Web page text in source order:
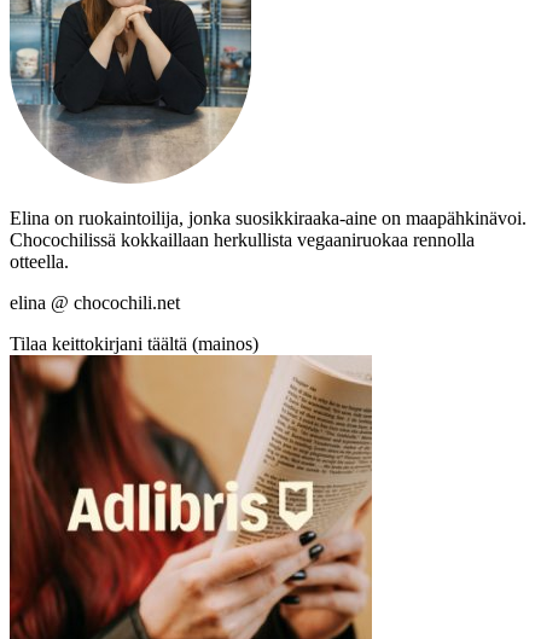
Elina on ruokaintoilija, jonka suosikkiraaka-aine on maapähkinävoi.
Chocochilissä kokkaillaan herkullista vegaaniruokaa rennolla
otteella.
elina @ chocochili.net
Tilaa keittokirjani täältä (mainos)